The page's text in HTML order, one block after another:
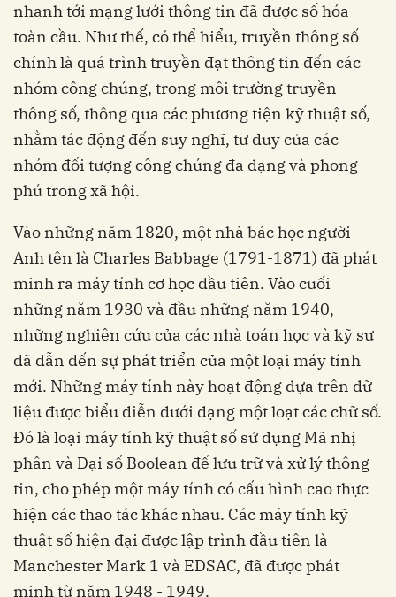
nhanh tới mạng lưới thông tin đã được số hóa
toàn cầu. Như thế, có thể hiểu, truyền thông số
chính là quá trình truyền đạt thông tin đến các
nhóm công chúng, trong môi trường truyền
thông số, thông qua các phương tiện kỹ thuật số,
nhằm tác động đến suy nghĩ, tư duy của các
nhóm đối tượng công chúng đa dạng và phong
phú trong xã hội.
Vào những năm 1820, một nhà bác học người
Anh tên là Charles Babbage (1791-1871) đã phát
minh ra máy tính cơ học đầu tiên. Vào cuối
những năm 1930 và đầu những năm 1940,
những nghiên cứu của các nhà toán học và kỹ sư
đã dẫn đến sự phát triển của một loại máy tính
mới. Những máy tính này hoạt động dựa trên dữ
liệu được biểu diễn dưới dạng một loạt các chữ số.
Đó là loại máy tính kỹ thuật số sử dụng Mã nhị
phân và Đại số Boolean để lưu trữ và xử lý thông
tin, cho phép một máy tính có cấu hình cao thực
hiện các thao tác khác nhau. Các máy tính kỹ
thuật số hiện đại được lập trình đầu tiên là
Manchester Mark 1 và EDSAC, đã được phát
minh từ năm 1948 - 1949.